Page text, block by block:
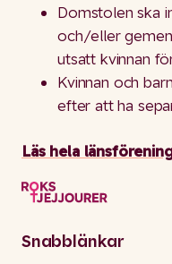
Domstolen ska
och/eller
utsatt kvinnan
Kvinnan och
efter att ha
Läs hela
Snabblänkar